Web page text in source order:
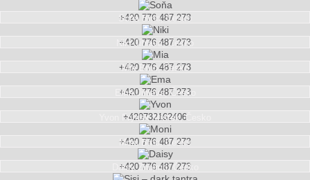
Soňa Brno, Česko
+420 776 487 273
Niki Jihlava, Česko
+420 776 487 273
Mia Brno, Česko
+420 776 487 273
Ema Jihlava, Česko
+420 776 487 273
Frýdek Místek, Česko
+420732162406
Moni Brno, Česko
+420 776 487 273
Daisy Znojmo, Česko
+420 776 487 273